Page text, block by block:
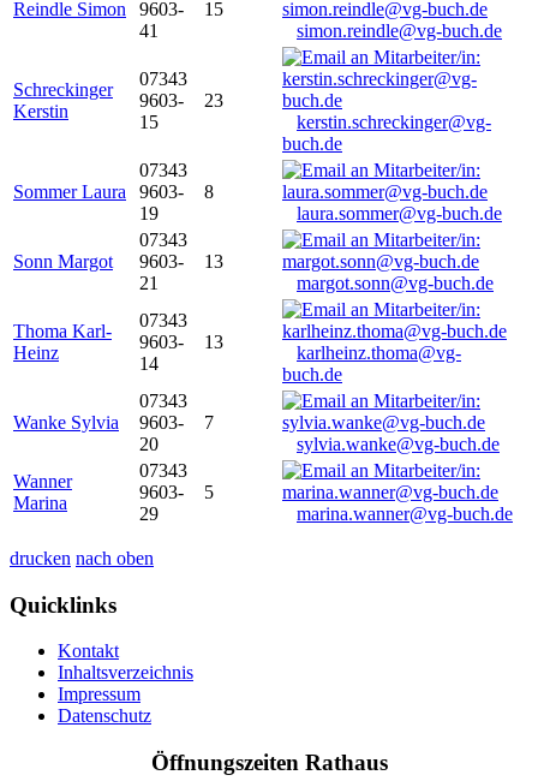
Reindle Simon
9603-
41
15
simon.reindle@vg-buch.de
Schreckinger
Kerstin
07343
9603-
15
23
kerstin.schreckinger@vg-
buch.de
Sommer Laura
07343
9603-
19
8
laura.sommer@vg-buch.de
Sonn Margot
07343
9603-
21
13
margot.sonn@vg-buch.de
Thoma Karl-
Heinz
07343
9603-
14
13
karlheinz.thoma@vg-
buch.de
Wanke Sylvia
07343
9603-
20
7
sylvia.wanke@vg-buch.de
Wanner
Marina
07343
9603-
29
5
marina.wanner@vg-buch.de
drucken nach oben
Quicklinks
Kontakt
Inhaltsverzeichnis
Impressum
Datenschutz
Öffnungszeiten Rathaus